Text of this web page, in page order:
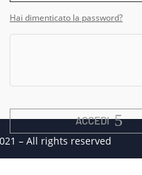
Hai dimenticato la password?
ACCEDI
– All rights reserved